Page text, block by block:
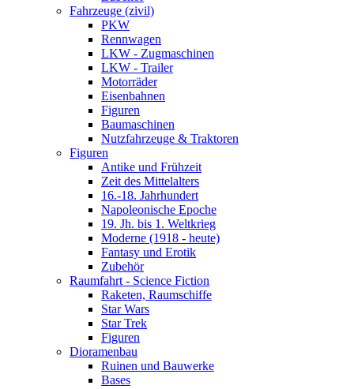
Fahrzeuge (zivil)
PKW
Rennwagen
LKW - Zugmaschinen
LKW - Trailer
Motorräder
Eisenbahnen
Figuren
Baumaschinen
Nutzfahrzeuge & Traktoren
Figuren
Antike und Frühzeit
Zeit des Mittelalters
16.-18. Jahrhundert
Napoleonische Epoche
19. Jh. bis 1. Weltkrieg
Moderne (1918 - heute)
Fantasy und Erotik
Zubehör
Raumfahrt - Science Fiction
Raketen, Raumschiffe
Star Wars
Star Trek
Figuren
Dioramenbau
Ruinen und Bauwerke
Bases